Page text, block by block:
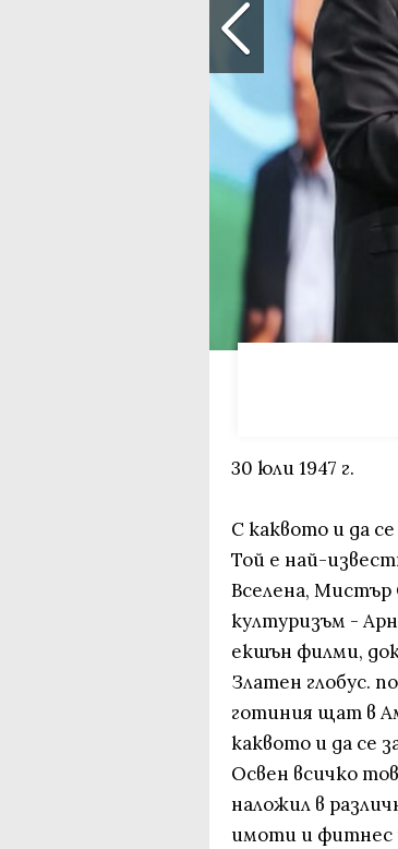
30 юли 1947 г.
С каквото и да
Той е най-
Вселена, Мистър
културизъм -
екшън филми,
Златен глобус.
готиния щат в
каквото и да се
Освен всичко
наложил в
имоти и фитнес